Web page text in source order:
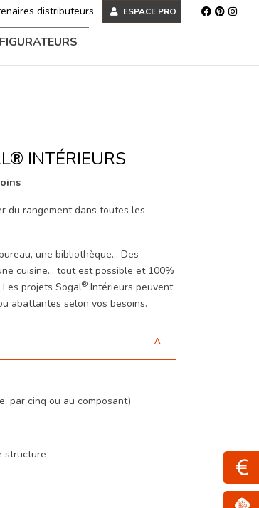
distributeurs ESPACE PRO
INTÉRIEURS
du rangement dans toutes les
une bibliothèque... Des
cuisine... tout est possible et 100%
projets Sogal® Intérieurs peuvent
abattantes selon vos besoins.
par cinq ou au composant)
structure